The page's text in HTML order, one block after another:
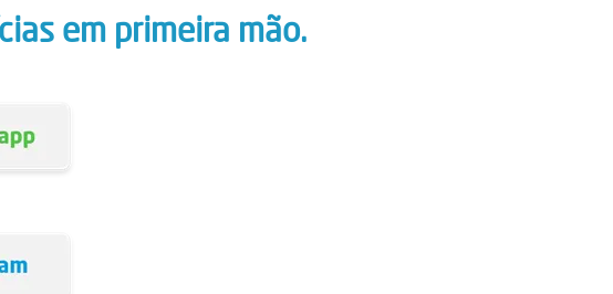
em primeira mão.